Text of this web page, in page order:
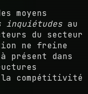
moyens
inquiétudes au
du secteur
ne freine
présent dans
la compétitivité